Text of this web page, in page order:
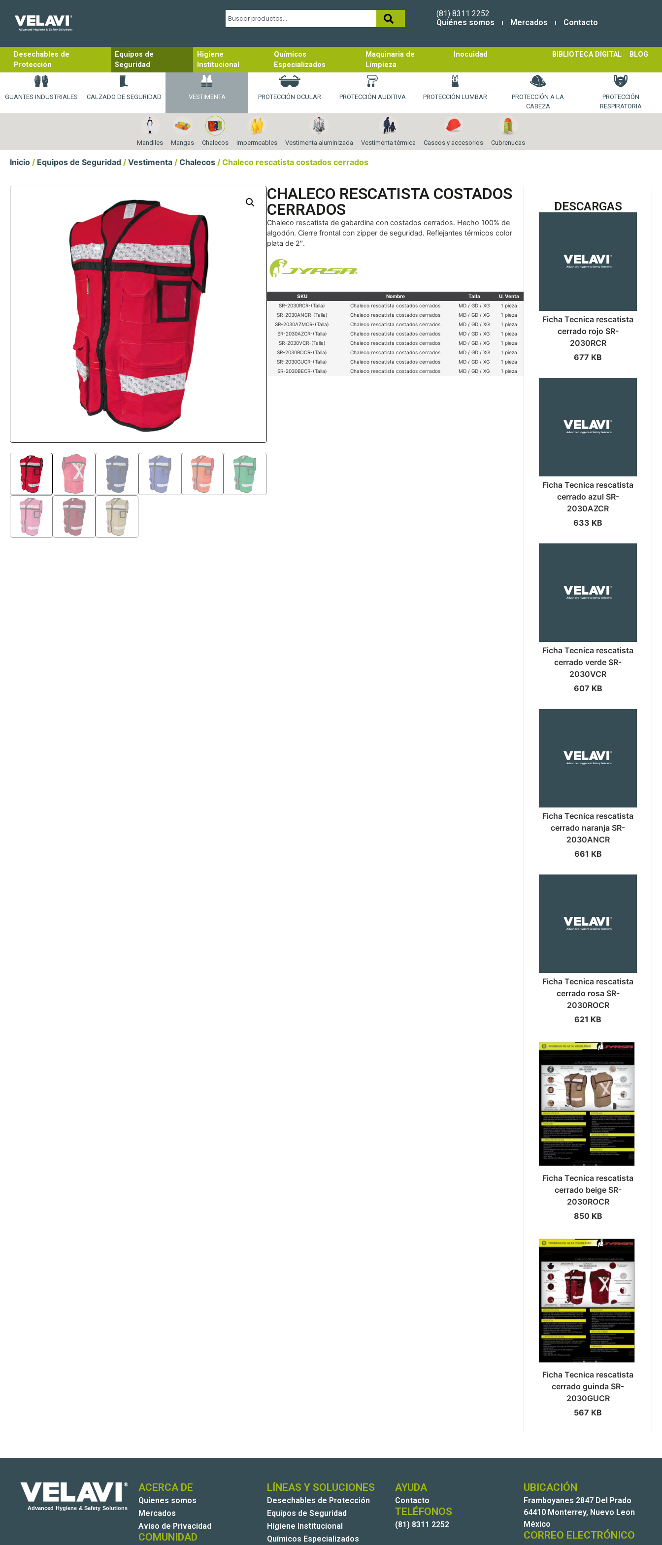
(81) 8311 2252
Quiénes somos
Mercados Contacto
Desechables de
Protección
Equipos de
Seguridad
Higiene
Institucional
Químicos
Especializados
Maquinaria de
Limpieza
Inocuidad BIBLIOTECA DIGITAL BLOG
GUANTES INDUSTRIALES CALZADO DE SEGURIDAD VESTIMENTA PROTECCIÓN OCULAR PROTECCIÓN AUDITIVA PROTECCIÓN LUMBAR
PROTECCIÓN A LA
CABEZA
PROTECCIÓN
RESPIRATORIA
Mandiles Mangas Chalecos Impermeables Vestimenta aluminizada Vestimenta térmica Cascos y accesorios Cubrenucas
Inicio / Equipos de Seguridad / Vestimenta / Chalecos / Chaleco rescatista costados cerrados
CHALECO RESCATISTA COSTADOS
CERRADOS
Chaleco rescatista de gabardina con costados cerrados. Hecho 100% de
algodón. Cierre frontal con zipper de seguridad. Reflejantes térmicos color
plata de 2″.
SKU Nombre Talla
U. Venta
SR-2030RCR-(Talla)
Chaleco rescatista costados cerrados MD / GD / XG
1 pieza
SR-2030ANCR-(Talla)
Chaleco rescatista costados cerrados MD / GD / XG
1 pieza
SR-2030AZMCR-(Talla)
Chaleco rescatista costados cerrados MD / GD / XG
1 pieza
SR-2030AZCR-(Talla)
Chaleco rescatista costados cerrados MD / GD / XG
1 pieza
SR-2030VCR-(Talla)
Chaleco rescatista costados cerrados MD / GD / XG
1 pieza
SR-2030ROCR-(Talla)
Chaleco rescatista costados cerrados MD / GD / XG
1 pieza
SR-2030GUCR-(Talla)
Chaleco rescatista costados cerrados MD / GD / XG
1 pieza
SR-2030BECR-(Talla)
Chaleco rescatista costados cerrados MD / GD / XG 1 pieza
DESCARGAS
Ficha Tecnica rescatista
cerrado rojo SR-
2030RCR
677 KB
Ficha Tecnica rescatista
cerrado azul SR-
2030AZCR
633 KB
Ficha Tecnica rescatista
cerrado verde SR-
2030VCR
607 KB
Ficha Tecnica rescatista
cerrado naranja SR-
2030ANCR
661 KB
Ficha Tecnica rescatista
cerrado rosa SR-
2030ROCR
621 KB
Ficha Tecnica rescatista
cerrado beige SR-
2030ROCR
850 KB
Ficha Tecnica rescatista
cerrado guinda SR-
2030GUCR
567 KB
ACERCA DE
Quienes somos
Mercados
Aviso de Privacidad
COMUNIDAD
LÍNEAS Y SOLUCIONES
Desechables de Protección
Equipos de Seguridad
Higiene Institucional
Químicos Especializados
AYUDA
Contacto
TELÉFONOS
(81) 8311 2252
UBICACIÓN
Framboyanes 2847 Del Prado
64410 Monterrey, Nuevo Leon
México
CORREO ELECTRÓNICO